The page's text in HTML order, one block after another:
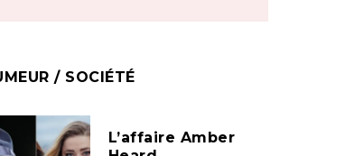
/ SOCIÉTÉ
L’affaire Amber